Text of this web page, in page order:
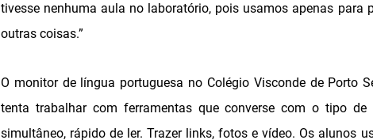
tivesse nenhuma aula no laboratório, pois usamos apenas para
outras coisas.”
O monitor de língua portuguesa no Colégio Visconde de Porto
tenta trabalhar com ferramentas que converse com o tipo
simultâneo, rápido de ler. Trazer links, fotos e vídeo. Os alunos